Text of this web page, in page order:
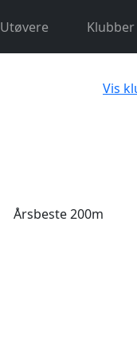
Utøvere Klubber
Vis
Årsbeste 200m